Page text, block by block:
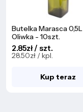
Butelka Marasca 0,5L
Oliwka - 10szt.
2.85zł / szt.
28.50zł / kpl.
Kup teraz